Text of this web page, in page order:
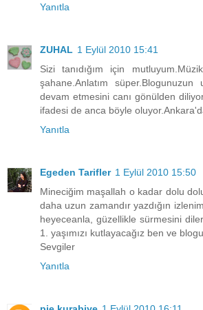
Yanıtla
ZUHAL 1 Eylül 2010 15:41
Sizi tanıdığım için
şahane.Anlatım
devam etmesini canı gönülden
ifadesi de anca böyle
Yanıtla
Egeden Tarifler 1 Eylül 2010 15:50
Mineciğim maşallah o kadar dolu
daha uzun zamandır yazdığın
heyeceanla, güzellikle sürmesini
1. yaşımızı kutlayacağız ben ve
Sevgiler
Yanıtla